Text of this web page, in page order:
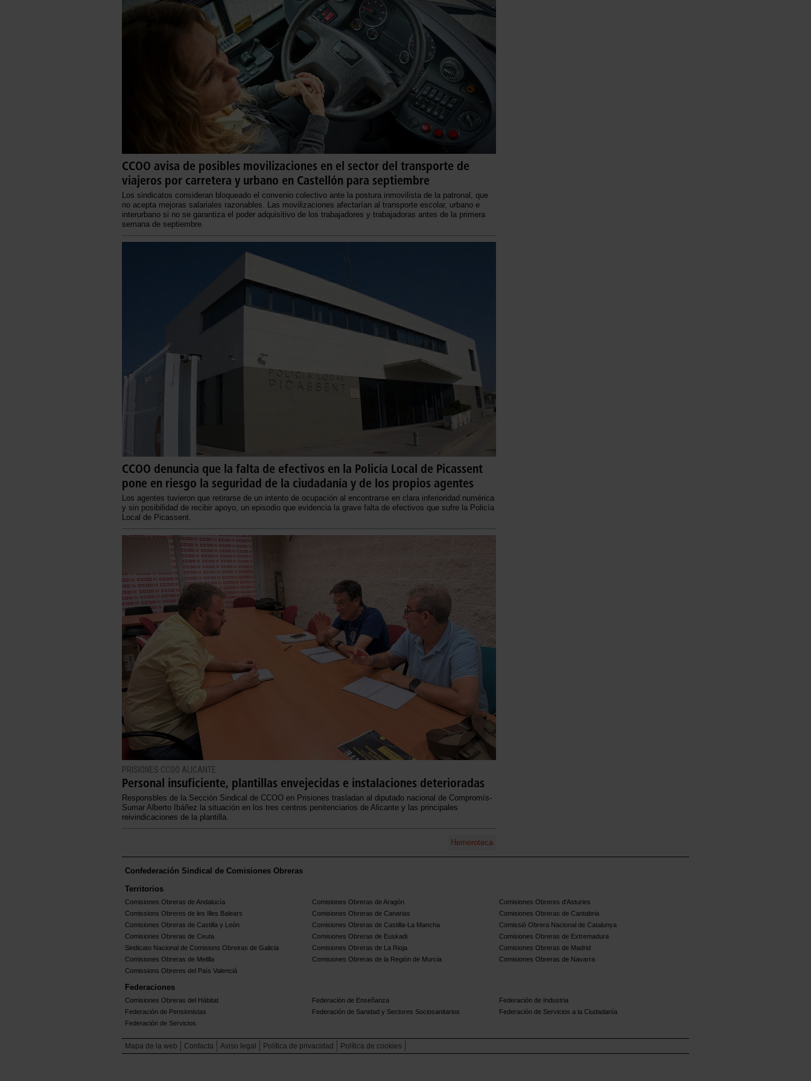
CCOO avisa de posibles movilizaciones en el sector del transporte de
viajeros por carretera y urbano en Castellón para septiembre
Los sindicatos consideran bloqueado el convenio colectivo ante la postura inmovilista de la patronal, que
no acepta mejoras salariales razonables. Las movilizaciones afectarían al transporte escolar, urbano e
interurbano si no se garantiza el poder adquisitivo de los trabajadores y trabajadoras antes de la primera
semana de septiembre.
CCOO denuncia que la falta de efectivos en la Policía Local de Picassent
pone en riesgo la seguridad de la ciudadanía y de los propios agentes
Los agentes tuvieron que retirarse de un intento de ocupación al encontrarse en clara inferioridad numérica
y sin posibilidad de recibir apoyo, un episodio que evidencia la grave falta de efectivos que sufre la Policía
Local de Picassent.
PRISIONES CCOO ALICANTE
Personal insuficiente, plantillas envejecidas e instalaciones deterioradas
Responsbles de la Sección Sindical de CCOO en Prisiones trasladan al diputado nacional de Compromís-
Sumar Alberto Ibáñez la situación en los tres centros penitenciarios de Alicante y las principales
reivindicaciones de la plantilla.
Hemeroteca
Confederación Sindical de Comisiones Obreras
Territorios
Comisiones Obreras de Andalucía Comisiones Obreras de Aragón
Comisiones Obreres d'Asturies
Comissions Obreres de les Illes Balears
Comisiones Obreras de Canarias
Comisiones Obreras de Cantabria
Comisiones Obreras de Castilla y León
Comisiones Obreras de Castilla-La Mancha
Comissió Obrera Nacional de Catalunya
Comisiones Obreras de Ceuta
Comisiones Obreras de Euskadi
Comisiones Obreras de Extremadura
Sindicato Nacional de Comisions Obreiras de Galicia
Comisiones Obreras de La Rioja
Comisiones Obreras de Madrid
Comisiones Obreras de Melilla
Comisiones Obreras de la Región de Murcia
Comisiones Obreras de Navarra
Comissions Obreres del Paìs Valenciá
Federaciones
Comisiones Obreras del Hábitat Federación de Enseñanza
Federación de Industria
Federación de Pensionistas
Federación de Sanidad y Sectores Sociosanitarios
Federación de Servicios a la Ciudadanía
Federación de Servicios
Mapa de la web Contacta Aviso legal Política de privacidad Política de cookies